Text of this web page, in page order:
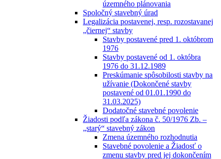
územného plánovania
Spoločný stavebný úrad
Legalizácia postavenej, resp. rozostavanej
„čiernej“ stavby
Stavby postavené pred 1. októbrom
1976
Stavby postavené od 1. októbra
1976 do 31.12.1989
Preskúmanie spôsobilosti stavby na
užívanie (Dokončené stavby
postavené od 01.01.1990 do
31.03.2025)
Dodatočné stavebné povolenie
Žiadosti podľa zákona č. 50/1976 Zb. –
„starý“ stavebný zákon
Zmena územného rozhodnutia
Stavebné povolenie a Žiadosť o
zmenu stavby pred jej dokončením